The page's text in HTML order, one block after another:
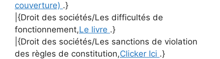
couverture) .}
|{Droit des sociétés/Les difficultés de
fonctionnement,Le livre .}
|{Droit des sociétés/Les sanctions de violation
des règles de constitution,Clicker Ici .}